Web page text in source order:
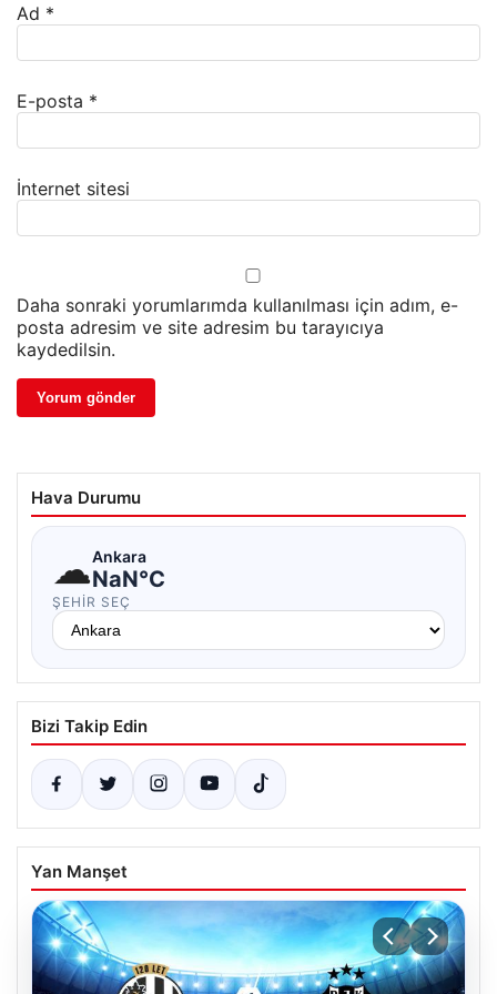
Ad *
E-posta *
İnternet sitesi
Daha sonraki yorumlarımda kullanılması için adım, e-
posta adresim ve site adresim bu tarayıcıya
kaydedilsin.
Hava Durumu
☁Ankara
NaN°C
ŞEHIR SEÇ
Bizi Takip Edin
Yan Manşet